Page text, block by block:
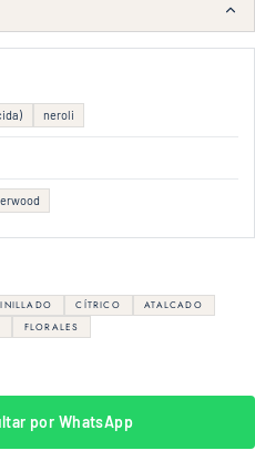
neroli
CÍTRICO
ATALCADO
FLORALES
por WhatsApp